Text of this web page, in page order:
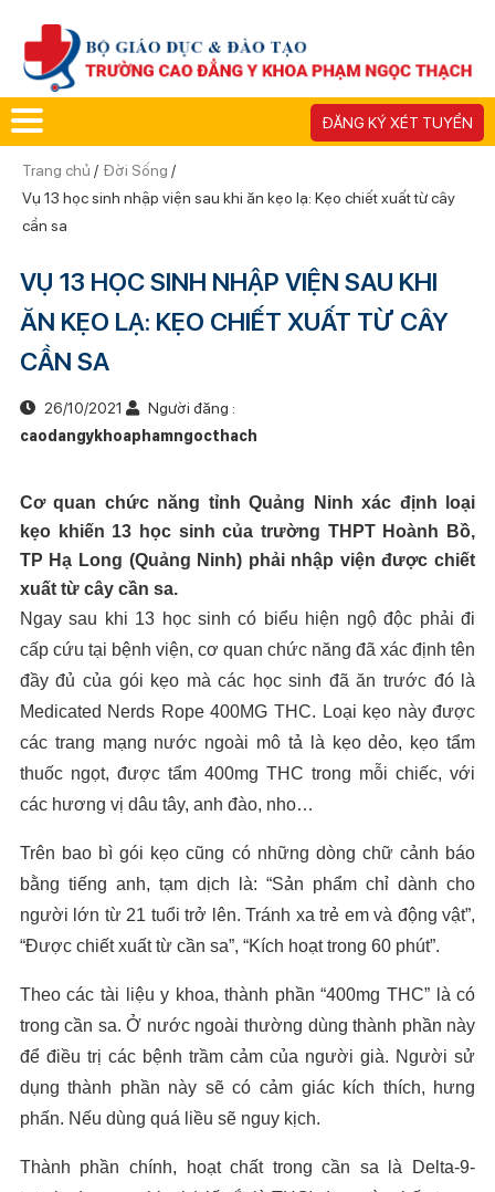
ĐĂNG KÝ XÉT TUYỂN
Trang chủ / Đời Sống /
Vụ 13 học sinh nhập viện sau khi ăn kẹo lạ: Kẹo chiết xuất từ cây
cần sa
VỤ 13 HỌC SINH NHẬP VIỆN SAU KHI
ĂN KẸO LẠ: KẸO CHIẾT XUẤT TỪ CÂY
CẦN SA
26/10/2021
Người đăng :
caodangykhoaphamngocthach
Cơ quan chức năng tỉnh Quảng Ninh xác định loại
kẹo khiến 13 học sinh của trường THPT Hoành Bồ,
TP Hạ Long (Quảng Ninh) phải nhập viện được chiết
xuất từ cây cần sa.
Ngay sau khi 13 học sinh có biểu hiện ngộ độc phải đi
cấp cứu tại bệnh viện, cơ quan chức năng đã xác định tên
đầy đủ của gói kẹo mà các học sinh đã ăn trước đó là
Medicated Nerds Rope 400MG THC. Loại kẹo này được
các trang mạng nước ngoài mô tả là kẹo dẻo, kẹo tẩm
thuốc ngọt, được tẩm 400mg THC trong mỗi chiếc, với
các hương vị dâu tây, anh đào, nho…
Trên bao bì gói kẹo cũng có những dòng chữ cảnh báo
bằng tiếng anh, tạm dịch là: “Sản phẩm chỉ dành cho
người lớn từ 21 tuổi trở lên. Tránh xa trẻ em và động vật”,
“Được chiết xuất từ cần sa”, “Kích hoạt trong 60 phút”.
Theo các tài liệu y khoa, thành phần “400mg THC” là có
trong cần sa. Ở nước ngoài thường dùng thành phần này
để điều trị các bệnh trầm cảm của người già. Người sử
dụng thành phần này sẽ có cảm giác kích thích, hưng
phấn. Nếu dùng quá liều sẽ nguy kịch.
Thành phần chính, hoạt chất trong cần sa là Delta-9-